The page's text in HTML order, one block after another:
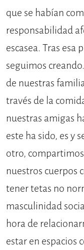
que se habían
responsabilidad
escasea. Tras
seguimos
de nuestras
través de la
nuestras amigas
este ha sido, es y
otro,
nuestros cuerpos
tener tetas no
masculinidad
hora de
estar en espacios